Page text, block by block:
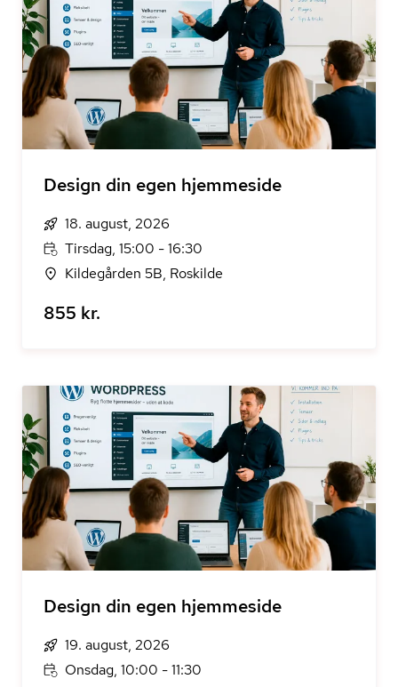
Design din egen hjemmeside
18. august, 2026
Tirsdag, 15:00 - 16:30
Kildegården 5B, Roskilde
855 kr.
Design din egen hjemmeside
19. august, 2026
Onsdag, 10:00 - 11:30